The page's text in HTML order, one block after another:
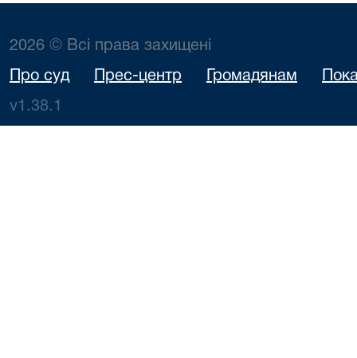
2026 © Всі права захищені
Про суд Прес-центр Громадянам
v1.38.1